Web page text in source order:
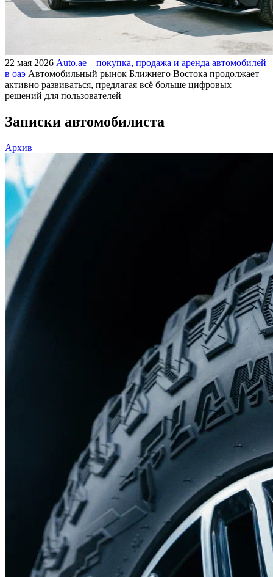
22 мая 2026 Auto.ae – покупка, продажа и аренда автомобилей
в оаэ Автомобильный рынок Ближнего Востока продолжает
активно развиваться, предлагая всё больше цифровых
решений для пользователей
Записки автомобилиста
Архив